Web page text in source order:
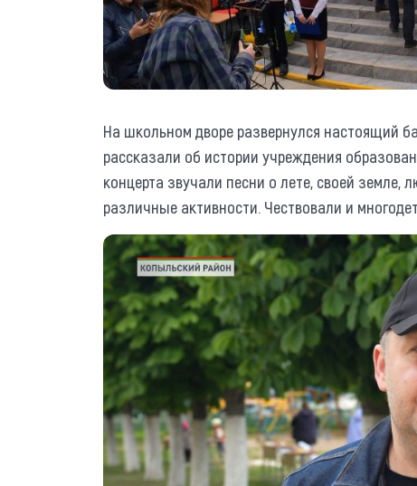
На школьном дворе развернулся настоящий
рассказали об истории учреждения
концерта звучали песни о лете, своей земле,
различные активности. Чествовали и